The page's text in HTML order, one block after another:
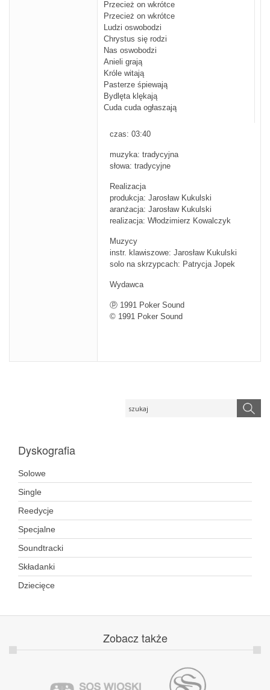
Przecież on wkrótce
Przecież on wkrótce
Ludzi oswobodzi
Chrystus się rodzi
Nas oswobodzi
Anieli grają
Króle witają
Pasterze śpiewają
Bydlęta klękają
Cuda cuda ogłaszają
czas: 03:40
muzyka: tradycyjna
słowa: tradycyjne
Realizacja
produkcja: Jarosław Kukulski
aranżacja: Jarosław Kukulski
realizacja: Włodzimierz Kowalczyk
Muzycy
instr. klawiszowe: Jarosław Kukulski
solo na skrzypcach: Patrycja Jopek
Wydawca
ⓟ 1991 Poker Sound
© 1991 Poker Sound
Dyskografia
Solowe
Single
Reedycje
Specjalne
Soundtracki
Składanki
Dziecięce
Zobacz także